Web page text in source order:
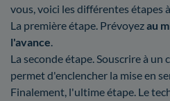
vous, voici les différentes étapes
La première étape. Prévoyezau
l'avance.
La seconde étape. Souscrire à
permet d'enclencher la mise en
Finalement, l'ultime étape. Le